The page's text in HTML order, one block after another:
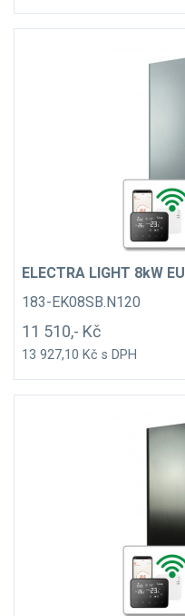
ELECTRA LIGHT 8kW EU
183-EK08SB.N120
11 510,- Kč
13 927,10 Kč s DPH